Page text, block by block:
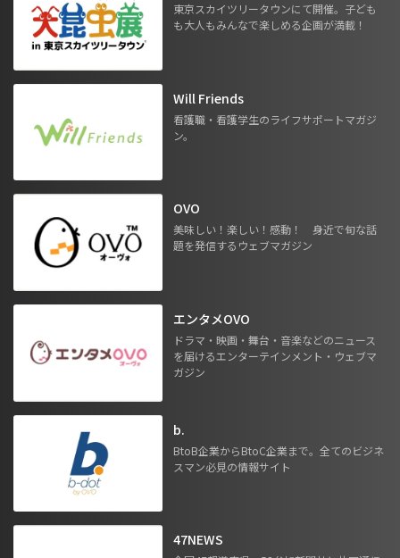
東京スカイツリータウンにて開催。子ども
も大人もみんなで楽しめる企画が満載！
Will Friends
看護職・看護学生のライフサポートマガジ
ン。
OVO
美味しい！楽しい！感動！ 身近で旬な話
題を発信するウェブマガジン
エンタメOVO
ドラマ・映画・舞台・音楽などのニュース
を届けるエンターテインメント・ウェブマ
ガジン
b.
BtoB企業からBtoC企業まで。全てのビジネ
スマン必見の情報サイト
47NEWS